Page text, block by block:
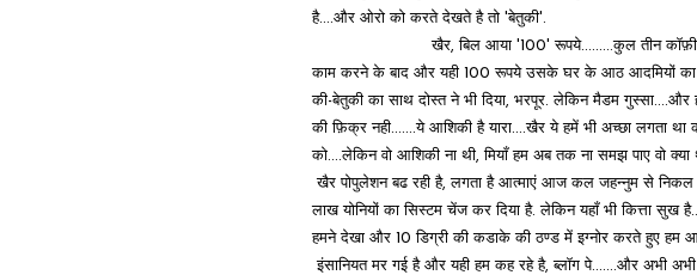
है....और ओरो को करते देखते है तो 'बेतुकी'.
खैर, बिल आया '100' रूपये.........कुल तीन कॉफ़ी का
काम करने के बाद और यही 100 रूपये उसके घर के आठ आदमियों का पेट
की-बेतुकी का साथ दोस्त ने भी दिया, भरपूर. लेकिन मैडम गुस्सा....और
की फ़िक्र नही.......ये आशिकी है यारा....खैर ये हमें भी अच्छा लगता था
को....लेकिन वो आशिकी ना थी, मियाँ हम अब तक ना समझ पाए वो क्या
खैर पोपुलेशन बढ रही है, लगता है आत्माएं आज कल जहन्नुम से निकल
लाख योनियों का सिस्टम चेंज कर दिया है. लेकिन यहाँ भी कित्ता
हमने देखा और 10 डिग्री की कडाके की ठण्ड में इग्नोर करते हुए हम
इंसानियत मर गई है और यही हम कह रहे है, ब्लॉग पे.......और अभी